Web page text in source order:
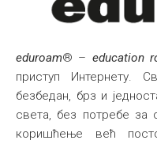
Дани културе
Драмска секција
Драмски клуб АТЕПО
Развој каријере
eduroam® – education
приступ Интернету.
безбедан, брз и
света, без потребе за
коришћење већ